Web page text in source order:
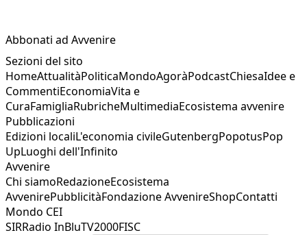
Abbonati ad Avvenire
Sezioni del sito
HomeAttualitàPoliticaMondoAgoràPodcastChiesaIdee e
CommentiEconomiaVita e
CuraFamigliaRubricheMultimediaEcosistema avvenire
Pubblicazioni
Edizioni localiL'economia civileGutenbergPopotusPop
UpLuoghi dell'Infinito
Avvenire
Chi siamoRedazioneEcosistema
AvvenirePubblicitàFondazione AvvenireShopContatti
Mondo CEI
SIRRadio InBluTV2000FISC